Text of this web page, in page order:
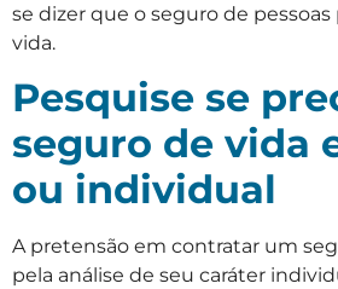
se dizer que o seguro de
vida.
Pesquise se
seguro de vida
ou individual
A pretensão em contratar um
pela análise de seu caráter